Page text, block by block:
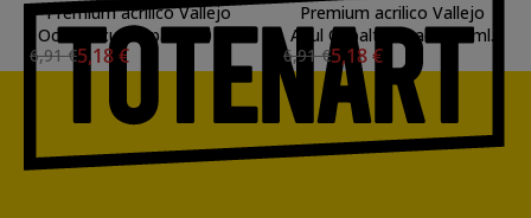
Premium acrilico Vallejo
Ocre Oscuro opaco 60 ml.
6,91 €5,18 €
Premium acrilico Vallejo
Azul Cobalto opaco 60 ml.
6,91 €5,18 €